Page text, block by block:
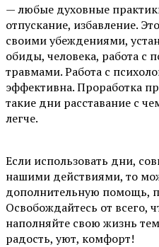
— любые духовные
отпускание, избавление.
своими убеждениями,
обиды, человека, работа с
травмами. Работа с
эффективна. Проработка
такие дни расставание с
легче.
Если использовать дни,
нашими действиями, то
дополнительную помощь,
Освобождайтесь от всего,
наполняйте свою жизнь
радость, уют, комфорт!